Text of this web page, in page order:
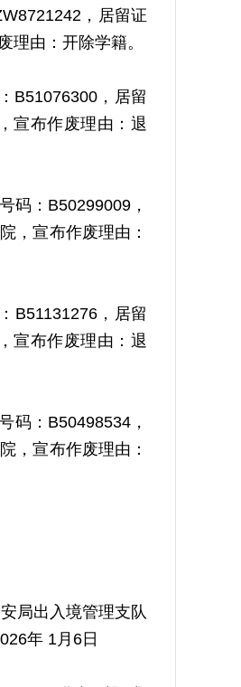
，居留证
理由：开除学籍。
B51076300，居留
宣布作废理由：退
：B50299009，
，宣布作废理由：
B51131276，居留
宣布作废理由：退
：B50498534，
，宣布作废理由：
局出入境管理支队
年 1月6日